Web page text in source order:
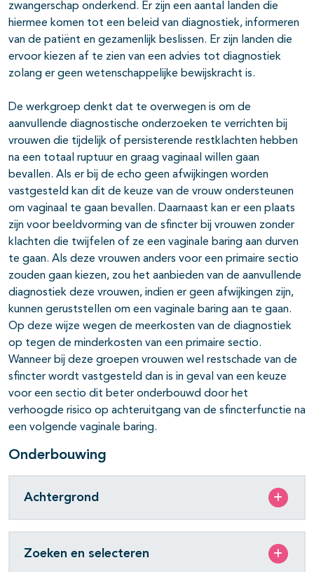
zwangerschap onderkend. Er zijn een aantal landen die
hiermee komen tot een beleid van diagnostiek, informeren
van de patiënt en gezamenlijk beslissen. Er zijn landen die
ervoor kiezen af te zien van een advies tot diagnostiek
zolang er geen wetenschappelijke bewijskracht is.
De werkgroep denkt dat te overwegen is om de
aanvullende diagnostische onderzoeken te verrichten bij
vrouwen die tijdelijk of persisterende restklachten hebben
na een totaal ruptuur en graag vaginaal willen gaan
bevallen. Als er bij de echo geen afwijkingen worden
vastgesteld kan dit de keuze van de vrouw ondersteunen
om vaginaal te gaan bevallen. Daarnaast kan er een plaats
zijn voor beeldvorming van de sfincter bij vrouwen zonder
klachten die twijfelen of ze een vaginale baring aan durven
te gaan. Als deze vrouwen anders voor een primaire sectio
zouden gaan kiezen, zou het aanbieden van de aanvullende
diagnostiek deze vrouwen, indien er geen afwijkingen zijn,
kunnen geruststellen om een vaginale baring aan te gaan.
Op deze wijze wegen de meerkosten van de diagnostiek
op tegen de minderkosten van een primaire sectio.
Wanneer bij deze groepen vrouwen wel restschade van de
sfincter wordt vastgesteld dan is in geval van een keuze
voor een sectio dit beter onderbouwd door het
verhoogde risico op achteruitgang van de sfincterfunctie na
een volgende vaginale baring.
Onderbouwing
Achtergrond
Zoeken en selecteren